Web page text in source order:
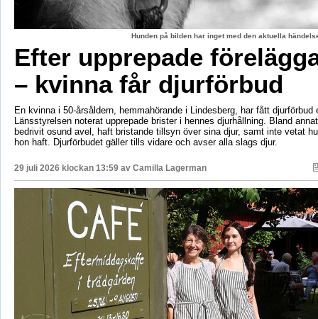
Hunden på bilden har inget med den aktuella
Efter upprepade
– kvinna får djurförbud
En kvinna i 50-årsåldern, hemmahörande i Lindesberg, har fått djurförbud
Länsstyrelsen noterat upprepade brister i hennes djurhållning. Bland
bedrivit osund avel, haft bristande tillsyn över sina djur, samt inte vetat
hon haft. Djurförbudet gäller tills vidare och avser alla slags djur.
29 juli 2026 klockan 13:59 av Camilla Lagerman